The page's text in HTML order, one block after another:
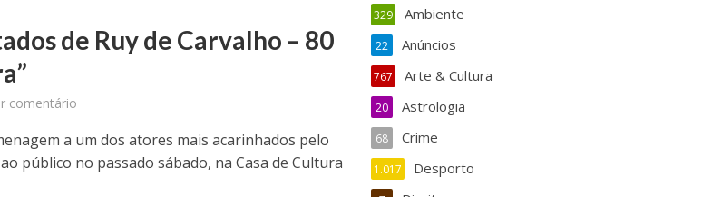
de Ruy de Carvalho – 80
comentário
a um dos atores mais acarinhados pelo
público no passado sábado, na Casa de Cultura
Ambiente
329
Anúncios
22
Arte & Cultura
767
Astrologia
20
Crime
68
Desporto
1.017